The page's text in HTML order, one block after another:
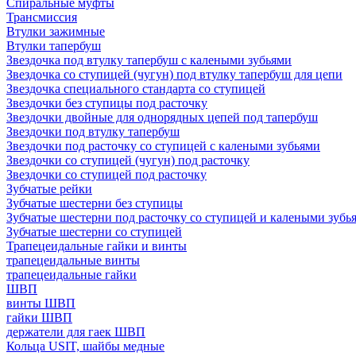
Спиральные муфты
Трансмиссия
Втулки зажимные
Втулки тапербуш
Звездочка под втулку тапербуш c калеными зубьями
Звездочка со ступицей (чугун) под втулку тапербуш для цепи
Звездочка специального стандарта со ступицей
Звездочки без ступицы под расточку
Звездочки двойные для однорядных цепей под тапербуш
Звездочки под втулку тапербуш
Звездочки под расточку со ступицей с калеными зубьями
Звездочки со ступицей (чугун) под расточку
Звездочки со ступицей под расточку
Зубчатые рейки
Зубчатые шестерни без ступицы
Зубчатые шестерни под расточку со ступицей и калеными
Зубчатые шестерни со ступицей
Трапецеидальные гайки и винты
трапецеидальные винты
трапецеидальные гайки
ШВП
винты ШВП
гайки ШВП
держатели для гаек ШВП
Кольца USIT, шайбы медные